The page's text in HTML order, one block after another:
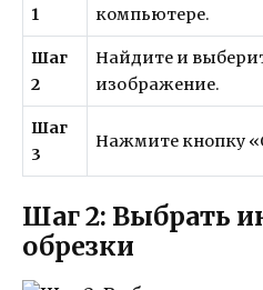
1
компьютере.
Шаг
2
Найдите и
изображение.
Шаг
3
Нажмите кнопку
Шаг 2: Выбрать
обрезки